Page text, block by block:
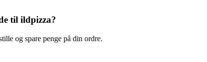
til ildpizza?
og spare penge på din ordre.